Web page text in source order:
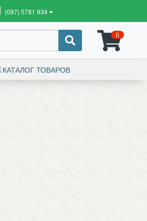
(097) 5781 934
0
КАТАЛОГ ТОВАРОВ